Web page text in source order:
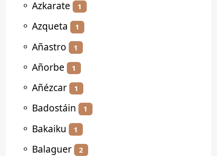
⚬ Azkarate 1
⚬ Azqueta 1
⚬ Añastro 1
⚬ Añorbe 1
⚬ Añézcar 1
⚬ Badostáin 1
⚬ Bakaiku 1
⚬ Balaguer 2